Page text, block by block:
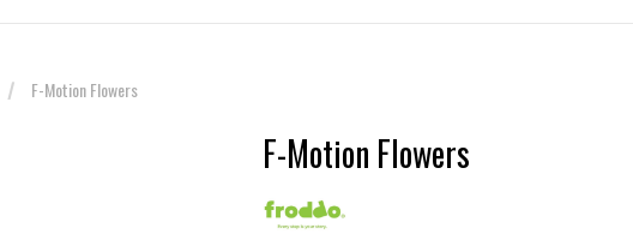
F-Motion Flowers
F-Motion Flowers